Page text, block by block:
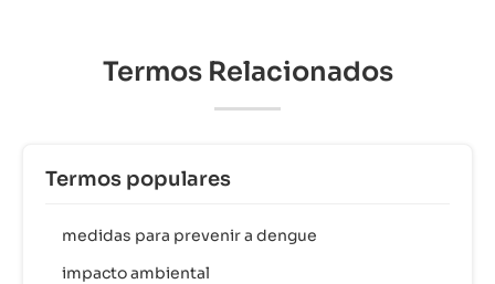
Termos Relacionados
Termos populares
medidas para prevenir a dengue
impacto ambiental